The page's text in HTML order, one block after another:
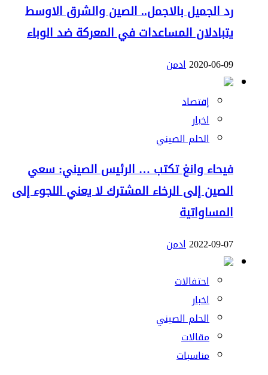
رد الجميل بالاجمل.. الصين والشرق الاوسط
يتبادلان المساعدات في المعركة ضد الوباء
2020-06-09ادمن
إقتصاد
اخبار
الحلم الصيني
فيحاء وانغ تكتب … الرئيس الصيني: سعي
الصين إلى الرخاء المشترك لا يعني اللجوء إلى
المساواتية
2022-09-07ادمن
احتفالات
اخبار
الحلم الصيني
مقالات
مناسبات